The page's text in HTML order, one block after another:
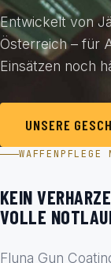
Entwickelt von
Österreich – für
Einsätzen noch
UNSERE
KEIN
VOLLE
Fluna Gun